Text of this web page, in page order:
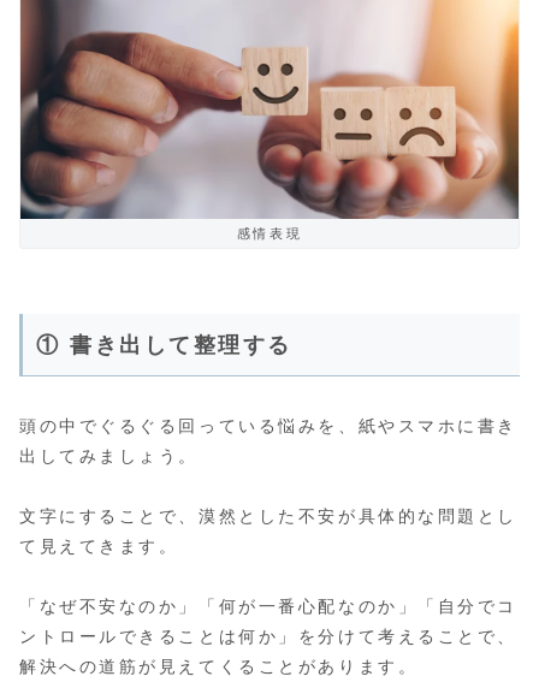
感情表現
① 書き出して整理する
頭の中でぐるぐる回っている悩みを、紙やスマホに書き
出してみましょう。
文字にすることで、漠然とした不安が具体的な問題とし
て見えてきます。
「なぜ不安なのか」「何が一番心配なのか」「自分でコ
ントロールできることは何か」を分けて考えることで、
解決への道筋が見えてくることがあります。